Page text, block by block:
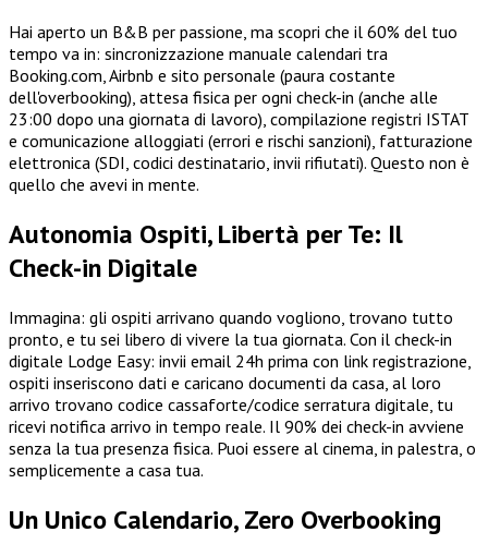
Hai aperto un B&B per passione, ma scopri che il 60% del tuo
tempo va in: sincronizzazione manuale calendari tra
Booking.com, Airbnb e sito personale (paura costante
dell'overbooking), attesa fisica per ogni check-in (anche alle
23:00 dopo una giornata di lavoro), compilazione registri ISTAT
e comunicazione alloggiati (errori e rischi sanzioni), fatturazione
elettronica (SDI, codici destinatario, invii rifiutati). Questo non è
quello che avevi in mente.
Autonomia Ospiti, Libertà per Te: Il
Check-in Digitale
Immagina: gli ospiti arrivano quando vogliono, trovano tutto
pronto, e tu sei libero di vivere la tua giornata. Con il check-in
digitale Lodge Easy: invii email 24h prima con link registrazione,
ospiti inseriscono dati e caricano documenti da casa, al loro
arrivo trovano codice cassaforte/codice serratura digitale, tu
ricevi notifica arrivo in tempo reale. Il 90% dei check-in avviene
senza la tua presenza fisica. Puoi essere al cinema, in palestra, o
semplicemente a casa tua.
Un Unico Calendario, Zero Overbooking